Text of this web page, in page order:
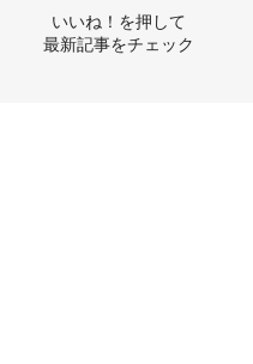
いいね！を押して
最新記事をチェック